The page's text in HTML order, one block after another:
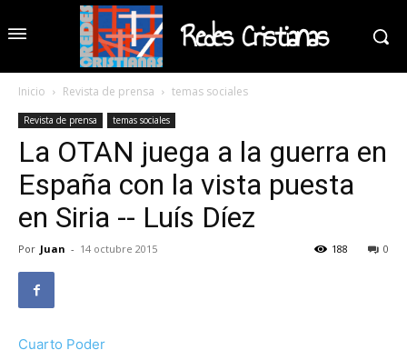
Redes Cristianas
Inicio Revista de prensa temas sociales
Revista de prensa temas sociales
La OTAN juega a la guerra en
España con la vista puesta
en Siria -- Luís Díez
Por Juan - 14 octubre 2015 0
188
Cuarto Poder